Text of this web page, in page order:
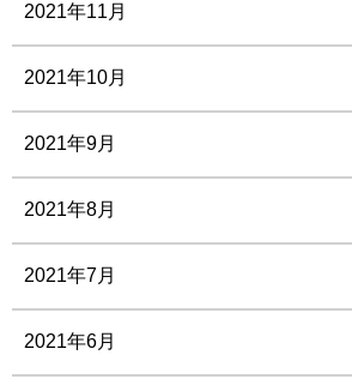
2021年11月
2021年10月
2021年9月
2021年8月
2021年7月
2021年6月